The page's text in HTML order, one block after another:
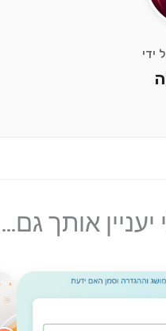
ידי
יעניין אותך גם...